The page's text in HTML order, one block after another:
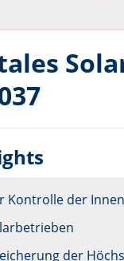
Kontrolle der
der